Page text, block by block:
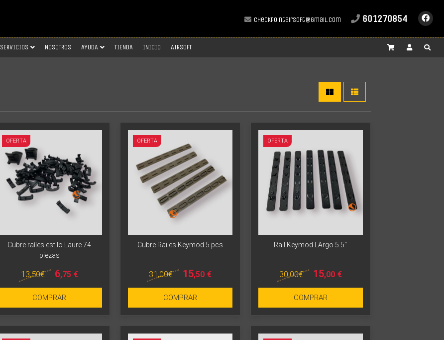
checkpointairsoft@gmail.com 601270854
SERVICIOS NOSOTROS AYUDA TIENDA INICIO AIRSOFT
OFERTA
Cubre raíles estilo Laure 74
piezas
13,50€ 6,75 €
COMPRAR
OFERTA
Cubre Railes Keymod 5 pcs
31 ,00€ 15,50 €
COMPRAR
OFERTA
Rail Keymod LArgo 5.5"
30,00€ 15,00 €
COMPRAR
Más info Más info Más info